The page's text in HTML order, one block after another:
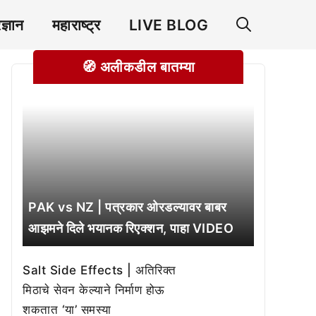
महाराष्ट्र LIVE BLOG
🧭 अलीकडील बातम्या
PAK vs NZ | पत्रकार ओरडल्यावर बाबर
आझमने दिले भयानक रिएक्शन, पाहा VIDEO
Salt Side Effects | अतिरिक्त
मिठाचे सेवन केल्याने निर्माण होऊ
शकतात ‘या’ समस्या